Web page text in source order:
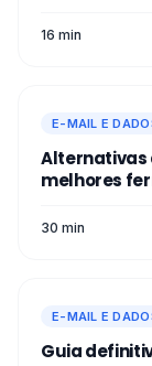
16 min
E-MAIL E
Alternativas
melhores
30 min
E-MAIL E
Guia